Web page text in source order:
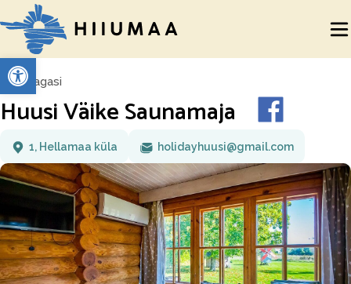
Open toolbar
Tagasi
Huusi Väike Saunamaja
1, Hellamaa küla holidayhuusi@gmail.com